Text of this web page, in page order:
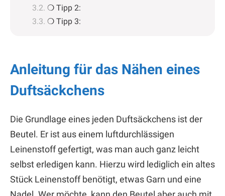
❍ Tipp 2:
❍ Tipp 3:
Anleitung für das Nähen eines
Duftsäckchens
Die Grundlage eines jeden Duftsäckchens ist der
Beutel. Er ist aus einem luftdurchlässigen
Leinenstoff gefertigt, was man auch ganz leicht
selbst erledigen kann. Hierzu wird lediglich ein altes
Stück Leinenstoff benötigt, etwas Garn und eine